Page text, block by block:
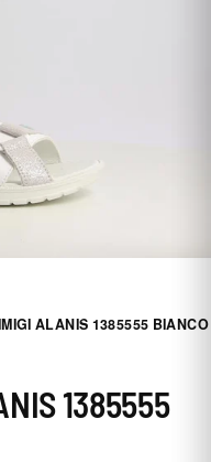
ALANIS 1385555 BIANCO
1385555